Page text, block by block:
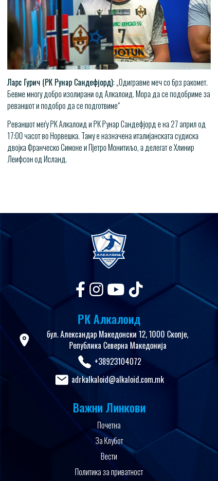
Ларс Гурич (РК Рунар Сандефјорд):„Одигравме меч со брз ракомет.
Бевме многу добро изолирани од Алкалоид. Мора да се подобриме за
реваншот и подобро да се подготвиме“
Реваншот меѓу РК Алкалоид и РК Рунар Сандефјорд е на 27 април од
17:00 часот во Норвешка. Таму е назначена италијанската судиска
двојка Франческо Симоне и Пјетро Монитиљо, а делегат е Хлинир
Леифсон од Исланд.
РК Алкалоид
бул. Александар Македонски 12, 1000 Скопје,
Република Северна Македонија
+38923104072
adrkalkaloid@alkaloid.com.mk
Важни Линкови
Почетна
За Клубот
Вести
Политика за приватност